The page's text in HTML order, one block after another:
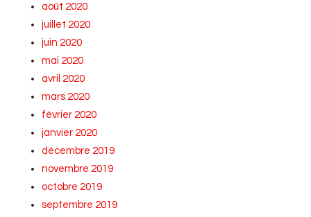
août 2020
juillet 2020
juin 2020
mai 2020
avril 2020
mars 2020
février 2020
janvier 2020
décembre 2019
novembre 2019
octobre 2019
septembre 2019